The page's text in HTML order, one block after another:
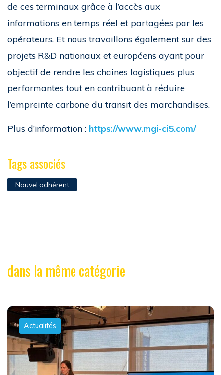
de ces terminaux grâce à l’accès aux
informations en temps réel et partagées par les
opérateurs. Et nous travaillons également sur des
projets R&D nationaux et européens ayant pour
objectif de rendre les chaines logistiques plus
performantes tout en contribuant à réduire
l’empreinte carbone du transit des marchandises.
Plus d’information : https://www.mgi-ci5.com/
Tags associés
Nouvel adhérent
dans la même catégorie
Actualités